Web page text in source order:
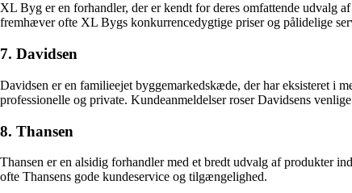
XL Byg er en forhandler, der er kendt for deres omfattende udvalg
fremhæver ofte XL Bygs konkurrencedygtige priser og pålidelige
7. Davidsen
Davidsen er en familieejet byggemarkedskæde, der har eksisteret i
professionelle og private. Kundeanmeldelser roser Davidsens
8. Thansen
Thansen er en alsidig forhandler med et bredt udvalg af produkter
ofte Thansens gode kundeservice og tilgængelighed.